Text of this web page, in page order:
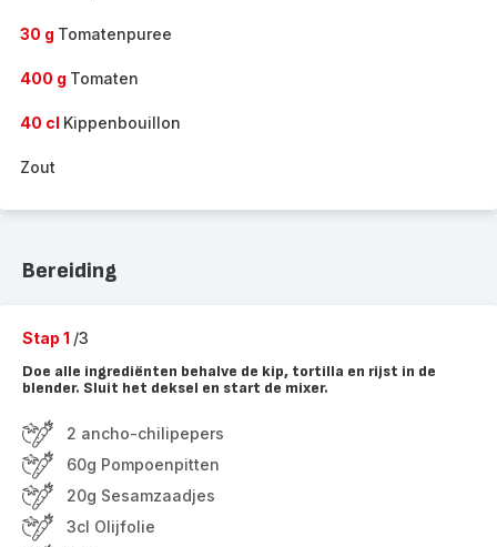
30 g Tomatenpuree
400 g Tomaten
40 cl Kippenbouillon
Zout
Bereiding
Stap 1 /3
Doe alle ingrediënten behalve de kip, tortilla en rijst in de
blender. Sluit het deksel en start de mixer.
2 ancho-chilipepers
60g Pompoenpitten
20g Sesamzaadjes
3cl Olijfolie